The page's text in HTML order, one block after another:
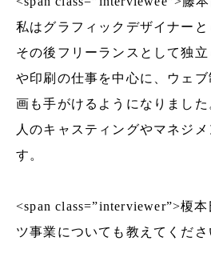
私はグラフィックデザイナーと
その後フリーランスとして独
や印刷の仕事を中心に、ウェ
画も手がけるようになりまし
人のキャスティングやマネジ
す。
<span class=”interviewer”>榎
ツ事業についても教えてくださ